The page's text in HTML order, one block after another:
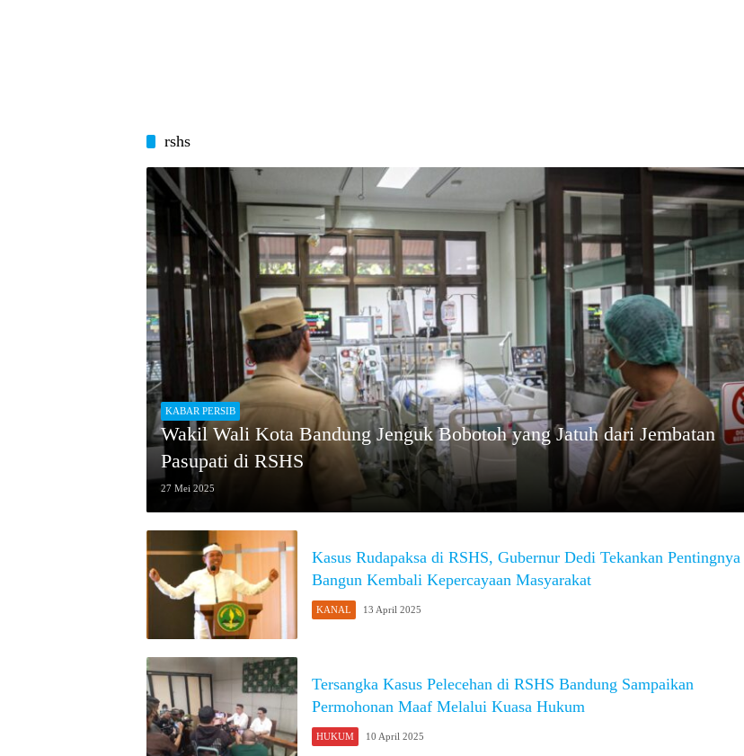
rshs
KABAR PERSIB
Wakil Wali Kota Bandung Jenguk Bobotoh yang Jatuh dari Jembatan
Pasupati di RSHS
27 Mei 2025
Kasus Rudapaksa di RSHS, Gubernur Dedi Tekankan Pentingnya
Bangun Kembali Kepercayaan Masyarakat
KANAL 13 April 2025
Tersangka Kasus Pelecehan di RSHS Bandung Sampaikan
Permohonan Maaf Melalui Kuasa Hukum
HUKUM 10 April 2025